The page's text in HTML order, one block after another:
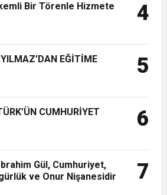
ZİYARET
Bir Törenle Hizmete
4
EĞİTİME
5
CUMHURİYET
6
Gül, Cumhuriyet,
ve Onur Nişanesidir
7